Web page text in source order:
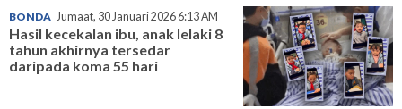
BONDA Jumaat, 30 Januari 2026 6:13 AM
Hasil kecekalan ibu, anak lelaki 8
tahun akhirnya tersedar
daripada koma 55 hari